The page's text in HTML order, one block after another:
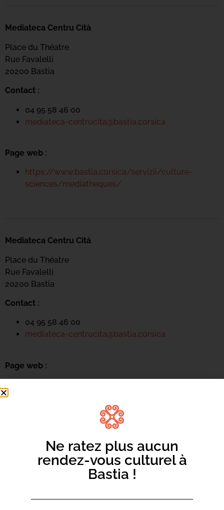
Mediateca Centru Cità
Place du Théatre
Rue Favalelli
20200 Bastia
Contact :
04 95 58 46 00
mediateca-centrucita@bastia.corsica
Page web :
https://www.bastia.corsica/servizii/culture-
sciences/mediatheques/
Mediateca Centru Cità
Place du Théatre
Rue Favalelli
20200 Bastia
Contact :
04 95 58 46 00
mediateca-centrucita@bastia.corsica
Page web :
Mediateca Centru Cità
Ne ratez plus aucun
rendez-vous culturel à
Bastia !